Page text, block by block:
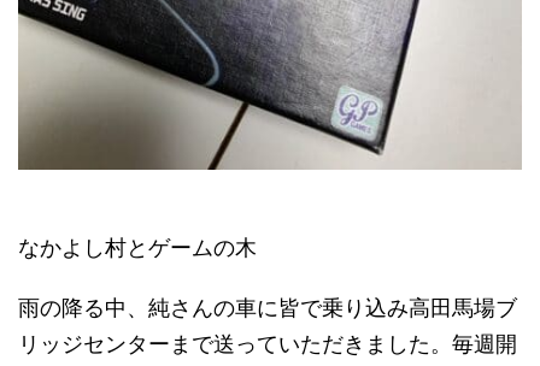
なかよし村とゲームの木
雨の降る中、純さんの車に皆で乗り込み高田馬場ブ
リッジセンターまで送っていただきました。毎週開